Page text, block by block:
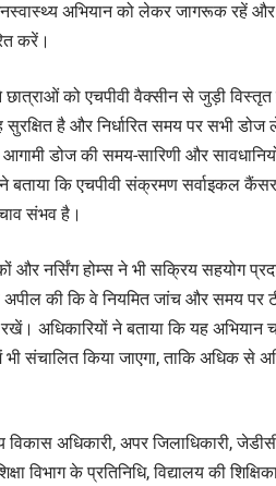
अभियान को लेकर जागरूक रहें
करें।
छात्राओं को एचपीवी वैक्सीन से जुड़ी विस्तृत
सुरक्षित है और निर्धारित समय पर सभी
डोज की समय-सारिणी और
बताया कि एचपीवी संक्रमण सर्वाइकल
संभव है।
नर्सिंग होम्स ने भी सक्रिय सहयोग
अपील की कि वे नियमित जांच और समय पर
अधिकारियों ने बताया कि यह अभियान
संचालित किया जाएगा, ताकि अधिक से
अधिकारी, अपर जिलाधिकारी,
विभाग के प्रतिनिधि, विद्यालय की